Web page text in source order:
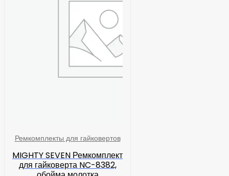
Ремкомплекты для гайковертов
MIGHTY SEVEN Ремкомплект
для гайковерта NC-8382,